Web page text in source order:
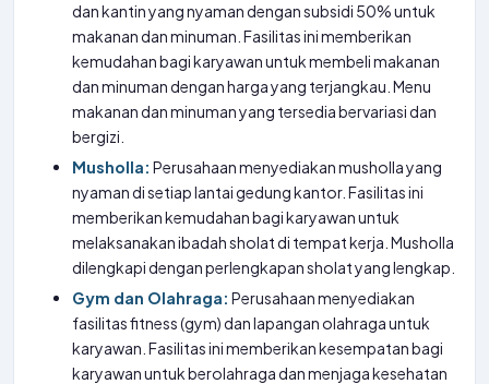
dan kantin yang nyaman dengan subsidi 50% untuk
makanan dan minuman. Fasilitas ini memberikan
kemudahan bagi karyawan untuk membeli makanan
dan minuman dengan harga yang terjangkau. Menu
makanan dan minuman yang tersedia bervariasi dan
bergizi.
Musholla: Perusahaan menyediakan musholla yang
nyaman di setiap lantai gedung kantor. Fasilitas ini
memberikan kemudahan bagi karyawan untuk
melaksanakan ibadah sholat di tempat kerja. Musholla
dilengkapi dengan perlengkapan sholat yang lengkap.
Gym dan Olahraga: Perusahaan menyediakan
fasilitas fitness (gym) dan lapangan olahraga untuk
karyawan. Fasilitas ini memberikan kesempatan bagi
karyawan untuk berolahraga dan menjaga kesehatan